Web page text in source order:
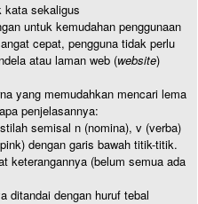
kata sekaligus
untuk kemudahan penggunaan
cepat, pengguna tidak perlu
atau laman web (website)
yang memudahkan mencari lema
penjelasannya:
semisal n (nomina), v (verba)
dengan garis bawah titik-titik.
keterangannya (belum semua ada
ditandai dengan huruf tebal